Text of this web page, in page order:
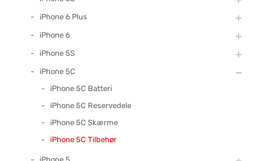
iPhone 6 Plus
iPhone 6
iPhone 5S
iPhone 5C
iPhone 5C Batteri
iPhone 5C Reservedele
iPhone 5C Skærme
iPhone 5C Tilbehør